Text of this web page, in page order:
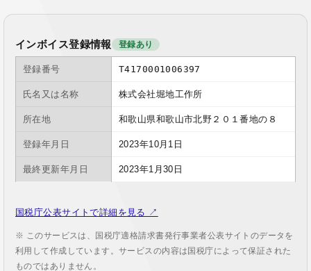
インボイス登録情報 登録あり
登録番号 T4170001006397
氏名又は名称 株式会社堀地工作所
所在地 和歌山県和歌山市北野２０１番地の８
登録年月日 2023年10月1日
最終更新年月日 2023年1月30日
国税庁公表サイトで詳細を見る ↗
※ このサービスは、国税庁適格請求書発行事業者公表サイトのデータを
利用して作成しています。サービスの内容は国税庁によって保証された
ものではありません。